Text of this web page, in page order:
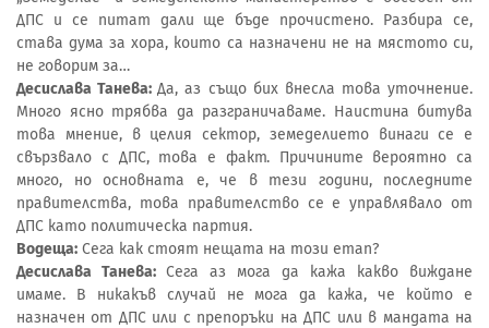
ДПС и се питат дали ще бъде прочистено. Разбира се,
става дума за хора, които са назначени не на мястото си,
не говорим за…
Десислава Танева:Да, аз също бих внесла това уточнение.
Много ясно трябва да разграничаваме. Наистина битува
това мнение, в целия сектор, земеделието винаги се е
свързвало с ДПС, това е факт. Причините вероятно са
много, но основната е, че в тези години, последните
правителства, това правителство се е управлявало от
ДПС като политическа партия.
Водеща: Сега как стоят нещата на този етап?
Десислава Танева: Сега аз мога да кажа какво виждане
имаме. В никакъв случай не мога да кажа, че който е
назначен от ДПС или с препоръки на ДПС или в мандата на